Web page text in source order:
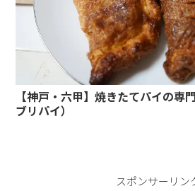
【神戸・六甲】焼きたてパイの
ブリパイ）
スポンサーリン